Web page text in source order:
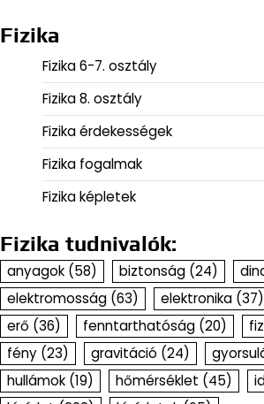
Fizika
Fizika 6-7. osztály
Fizika 8. osztály
Fizika érdekességek
Fizika fogalmak
Fizika képletek
Fizika tudnivalók:
anyagok (58) biztonság (24)
elektromosság (63) elektronika (37)
erő (36) fenntarthatóság (20)
fény (23) gravitáció (24)
hullámok (19) hőmérséklet (45)